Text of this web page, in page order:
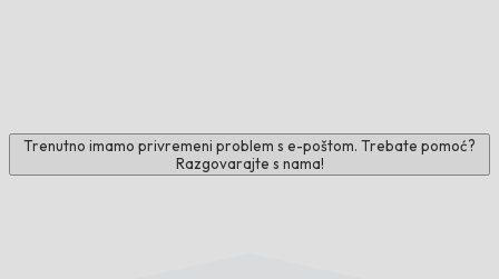
Trenutno imamo privremeni problem s e-poštom. Trebate pomoć?
Razgovarajte s nama!